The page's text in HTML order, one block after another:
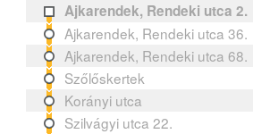
Ajkarendek, Rendeki utca 2.
Ajkarendek, Rendeki utca 36.
Ajkarendek, Rendeki utca 68.
Szőlőskertek
Korányi utca
Szilvágyi utca 22.